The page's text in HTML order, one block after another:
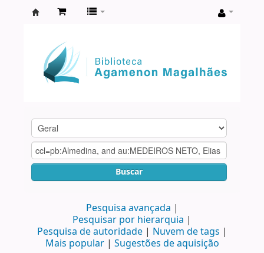
Agamenon
Magalhães
Buscar
Pesquisa avançada
Pesquisar por hierarquia
Pesquisa de autoridade
Nuvem de tags
Mais popular
Sugestões de aquisição